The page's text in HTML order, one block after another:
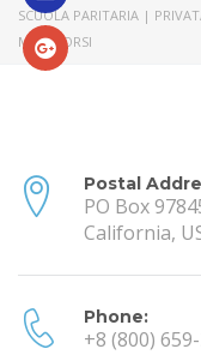
SCUOLA PARITARIA |
MARIA ORSI
Postal
PO Box
California,
Phone:
+8 (800)